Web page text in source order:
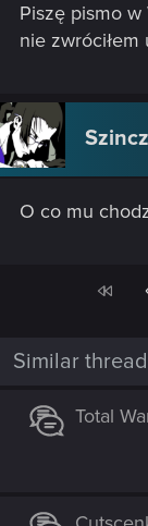
Piszę pismo w
nie zwróciłem
O co mu
First
Similar
Total